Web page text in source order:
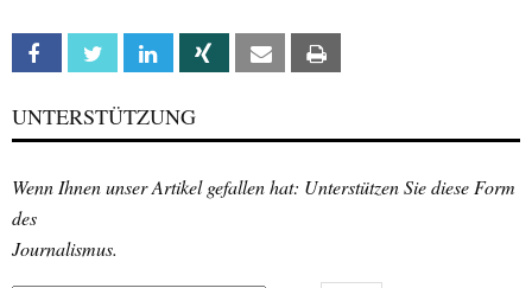
Facebook Twitter Linkedin Xing Email
UNTERSTÜTZUNG
Wenn Ihnen unser Artikel gefallen hat: Unterstützen Sie diese Form
des
Journalismus.